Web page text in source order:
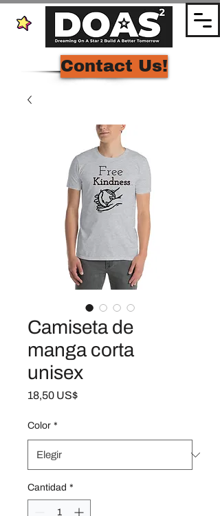
Contact Us!
Camiseta de
manga corta
unisex
18,50 US$Precio
Color *
Cantidad *